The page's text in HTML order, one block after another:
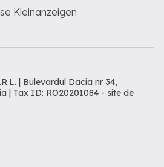
Kleinanzeigen
| Bulevardul Dacia nr 34,
| Tax ID: RO20201084 - site de